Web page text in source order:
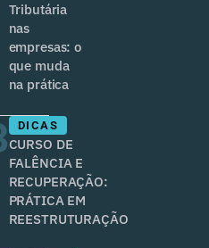
Tributária
nas
empresas: o
que muda
na prática
DICAS
CURSO DE
FALÊNCIA E
RECUPERAÇÃO:
PRÁTICA EM
REESTRUTURAÇÃO